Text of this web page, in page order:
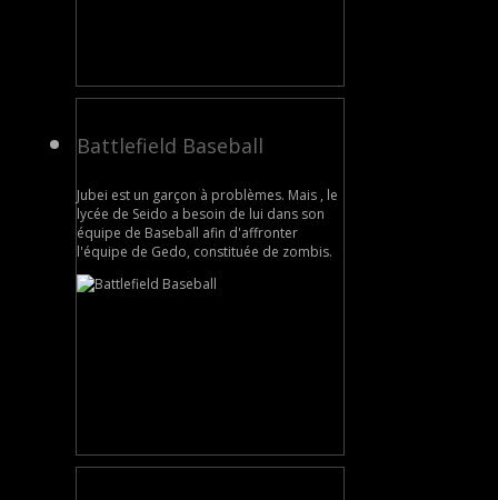
Battlefield Baseball
Jubei est un garçon à problèmes. Mais , le
lycée de Seido a besoin de lui dans son
équipe de Baseball afin d'affronter
l'équipe de Gedo, constituée de zombis.